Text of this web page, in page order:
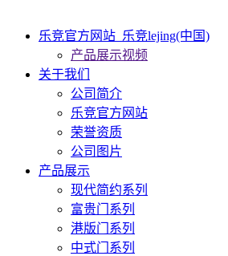
乐竞官方网站_乐竞lejing(中国)
产品展示视频
关于我们
公司简介
乐竞官方网站
荣誉资质
公司图片
产品展示
现代简约系列
富贵门系列
港版门系列
中式门系列